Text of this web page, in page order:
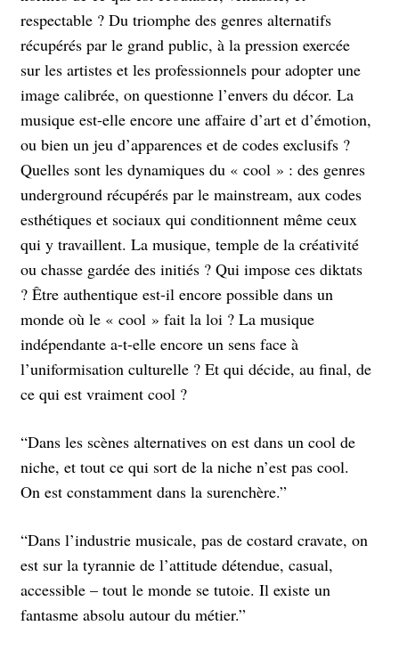
respectable ? Du triomphe des genres alternatifs
récupérés par le grand public, à la pression exercée
sur les artistes et les professionnels pour adopter une
image calibrée, on questionne l’envers du décor. La
musique est-elle encore une affaire d’art et d’émotion,
ou bien un jeu d’apparences et de codes exclusifs ?
Quelles sont les dynamiques du « cool » : des genres
underground récupérés par le mainstream, aux codes
esthétiques et sociaux qui conditionnent même ceux
qui y travaillent. La musique, temple de la créativité
ou chasse gardée des initiés ? Qui impose ces diktats
? Être authentique est-il encore possible dans un
monde où le « cool » fait la loi ? La musique
indépendante a-t-elle encore un sens face à
l’uniformisation culturelle ? Et qui décide, au final, de
ce qui est vraiment cool ?
“Dans les scènes alternatives on est dans un cool de
niche, et tout ce qui sort de la niche n’est pas cool.
On est constamment dans la surenchère.”
“Dans l’industrie musicale, pas de costard cravate, on
est sur la tyrannie de l’attitude détendue, casual,
accessible – tout le monde se tutoie. Il existe un
fantasme absolu autour du métier.”